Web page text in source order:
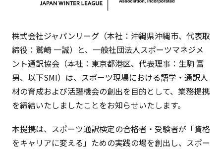
株式会社ジャパンリーグ（本社：沖縄県沖縄市、代表取
締役：鷲崎 一誠）と、一般社団法人スポーツマネジメ
ント通訳協会（本社：東京都港区、代表理事：生駒 富
男、以下SMI）は、スポーツ現場における語学・通訳人
材の育成および活躍機会の創出を目的として、業務提携
を締結いたしましたことをお知らせいたします。
本提携は、スポーツ通訳検定の合格者・受験者が「資格
をキャリアに変える」ための実践の場を創出し、スポー